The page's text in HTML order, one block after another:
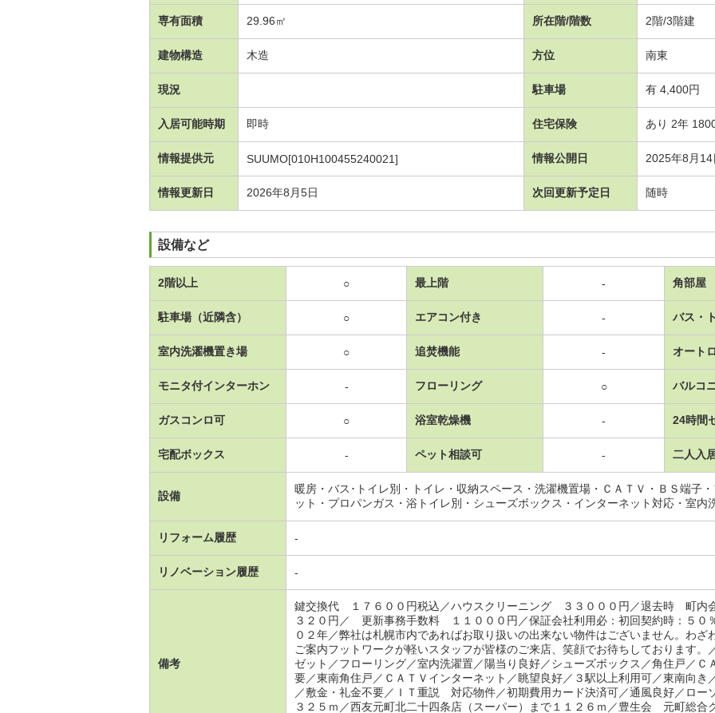
専有面積 29.96㎡ 所在階/階数 2階/3階建
建物構造 木造 方位 南東
現況 駐車場 有 4,400円
入居可能時期 即時 住宅保険 あり 2年
情報提供元 SUUMO[010H100455240021] 情報公開日 2025年8月14
情報更新日 2026年8月5日 次回更新予定日 随時
設備など
2階以上 ○ 最上階 - 角部屋
駐車場（近隣含） ○ エアコン付き - バス・
室内洗濯機置き場 ○ 追焚機能 - オート
モニタ付インターホン - フローリング ○ バルコ
ガスコンロ可 ○ 浴室乾燥機 - 24時間
宅配ボックス - ペット相談可 - 二人入
設備
暖房・バス･トイレ別・トイレ・収納スペース・洗濯機置場・ＣＡＴＶ・ＢＳ端子
ット・プロパンガス・浴トイレ別・シューズボックス・インターネット対応・室内
リフォーム履歴 -
リノベーション履歴 -
備考
鍵交換代 １７６００円税込／ハウスクリーニング ３３０００円／退去時 町
３２０円／ 更新事務手数料 １１０００円／保証会社利用必：初回契約時：５０
０２年／弊社は札幌市内であればお取り扱いの出来ない物件はございません。わ
ご案内フットワークが軽いスタッフが皆様のご来店、笑顔でお待ちしております
ゼット／フローリング／室内洗濯置／陽当り良好／シューズボックス／角住戸／Ｃ
要／東南角住戸／ＣＡＴＶインターネット／眺望良好／３駅以上利用可／東南向き
／敷金・礼金不要／ＩＴ重説 対応物件／初期費用カード決済可／通風良好／ロー
３２５ｍ／西友元町北二十四条店（スーパー）まで１１２６ｍ／豊生会 元町総合